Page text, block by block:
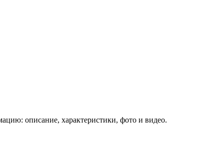
описание, характеристики, фото и видео.